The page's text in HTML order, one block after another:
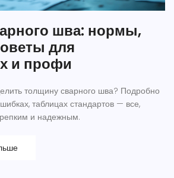
шва: нормы,
для
и профи
толщину сварного шва? Подробно
таблицах стандартов — все,
и надежным.